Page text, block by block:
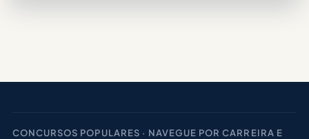
CONCURSOS POPULARES · NAVEGUE POR CARREIRA E